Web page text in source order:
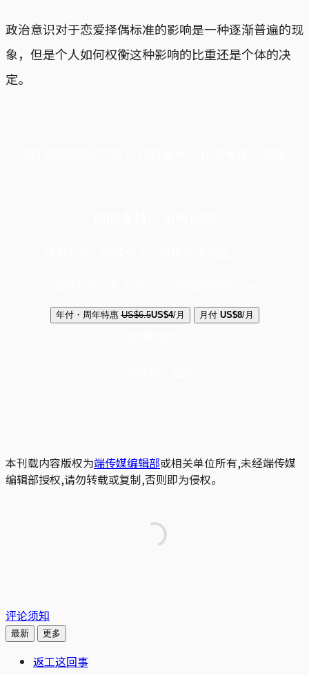
政治意识对于恋爱择偶标准的影响是一种逐渐普遍的现
象，但是个人如何权衡这种影响的比重还是个体的决
定。
年付・周年特惠 US$6.5US$4/月 月付 US$8/月
本刊载内容版权为端传媒编辑部或相关单位所有,未经端传媒
编辑部授权,请勿转载或复制,否则即为侵权。
评论须知
最新 更多
返工这回事